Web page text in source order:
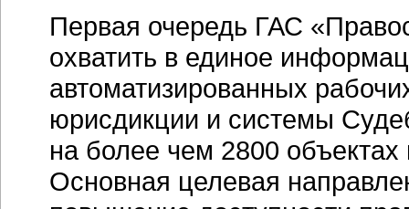
Первая очередь ГАС
охватить в единое
автоматизированных
юрисдикции и системы
на более чем 2800
Основная целевая